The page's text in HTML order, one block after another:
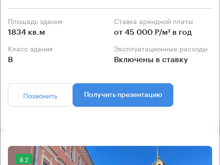
Площадь здания
1834 кв.м
Ставка арендной платы
от 45 000 Р/м² в год
Класс здания
B
Эксплуатационные расходы
Включены в ставку
Позвонить Получить презентацию
8.2